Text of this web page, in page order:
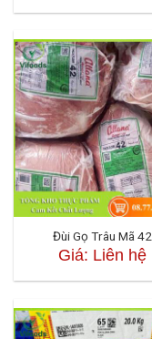
Đùi Gọ Trâu Mã 42
Giá: Liên hệ